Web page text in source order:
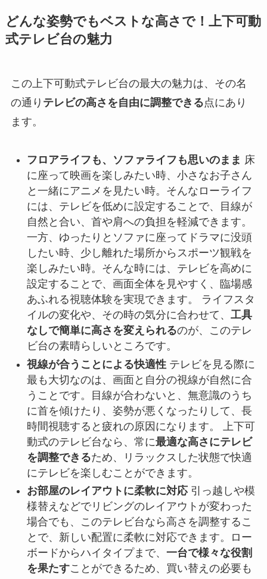
どんな姿勢でもベストな高さで！上下可動
式テレビ台の魅力
この上下可動式テレビ台の最大の魅力は、その名
の通り テレビの高さを自由に調整できる点にあり
ます。
フロアライフも、ソファライフも思いのまま 床
に座って映画を楽しみたい時、小さなお子さん
と一緒にアニメを見たい時。そんなローライフ
には、テレビを低めに設定することで、目線が
自然と合い、首や肩への負担を軽減できます。
一方、ゆったりとソファに座ってドラマに没頭
したい時、少し離れた場所からスポーツ観戦を
楽しみたい時。そんな時には、テレビを高めに
設定することで、画面全体を見やすく、臨場感
あふれる視聴体験を実現できます。 ライフスタ
イルの変化や、その時の気分に合わせて、 工具
なしで簡単に高さを変えられるのが、このテレ
ビ台の素晴らしいところです。
視線が合うことによる快適性テレビを見る際に
最も大切なのは、画面と自分の視線が自然に合
うことです。目線が合わないと、無意識のうち
に首を傾けたり、姿勢が悪くなったりして、長
時間視聴すると疲れの原因になります。 上下可
動式のテレビ台なら、常に最適な高さにテレビ
を調整できるため、リラックスした状態で快適
にテレビを楽しむことができます。
お部屋のレイアウトに柔軟に対応引っ越しや模
様替えなどでリビングのレイアウトが変わった
場合でも、このテレビ台なら高さを調整するこ
とで、新しい配置に柔軟に対応できます。ロー
ボードからハイタイプまで、 一台で様々な役割
を果たすことができるため、買い替えの必要も